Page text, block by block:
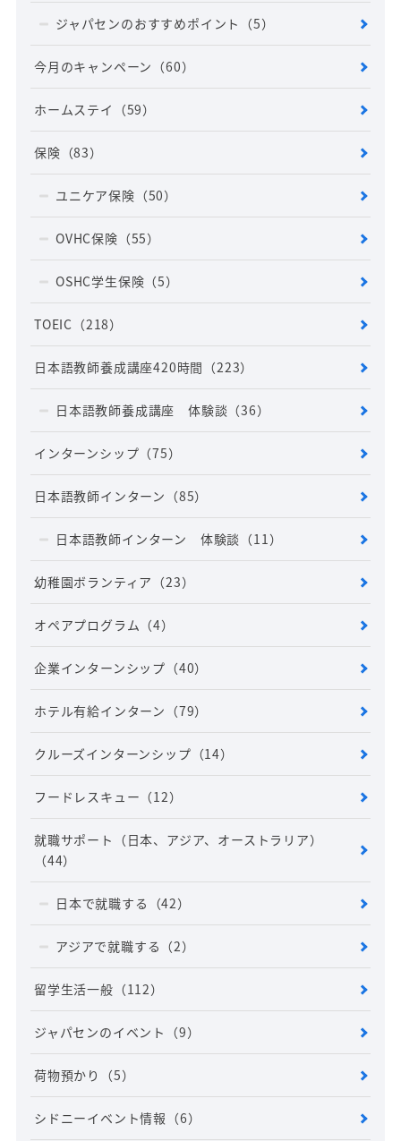
ジャパセンのおすすめポイント （5）
今月のキャンペーン （60）
ホームステイ （59）
保険 （83）
ユニケア保険 （50）
OVHC保険 （55）
OSHC学生保険 （5）
TOEIC （218）
日本語教師養成講座420時間 （223）
日本語教師養成講座 体験談 （36）
インターンシップ （75）
日本語教師インターン （85）
日本語教師インターン 体験談 （11）
幼稚園ボランティア （23）
オペアプログラム （4）
企業インターンシップ （40）
ホテル有給インターン （79）
クルーズインターンシップ （14）
フードレスキュー （12）
就職サポート（日本、アジア、オーストラリア）
（44）
日本で就職する （42）
アジアで就職する （2）
留学生活一般 （112）
ジャパセンのイベント （9）
荷物預かり （5）
シドニーイベント情報 （6）